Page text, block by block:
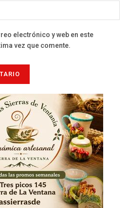
electrónico y web en este
vez que comente.